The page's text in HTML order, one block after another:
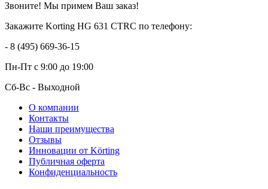
Звоните! Мы примем Ваш заказ!
Закажите Korting HG 631 CTRC по телефону:
- 8 (495) 669-36-15
Пн-Пт с 9:00 до 19:00
Сб-Вс - Выходной
О компании
Контакты
Наши преимущества
Отзывы
Инновации от Körting
Публичная оферта
Конфиденциальность